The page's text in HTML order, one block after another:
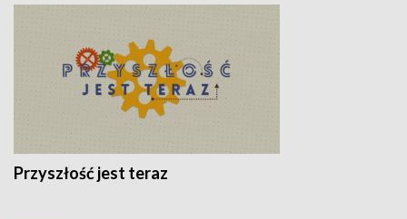
Przyszłość jest teraz